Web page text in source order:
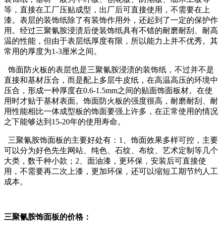
等，直接在工厂压贴成型，出厂后可直接使用，不需要在上
漆。表层的装饰纸除了有装饰作用外，还起到了一定的保护作
用。经过三聚氰胺浸渍后使装饰纸具有不错的耐磨耐刮、耐高
温的性能，但由于表层纸厚度有限，所以能力上并不优秀。其
常用的厚度为1-3厘米之间。
饰面防火板的表层也是三聚氰胺浸渍的装饰纸，不过并不是
直接和基材压合，而是配上多层牛皮纸，在高温高压的环境中
压合，形成一种厚度在0.6-1.5mm之间的贴面饰面板材。在使
用时才贴于基材表面。饰面防火板的强度很高，耐磨耐刮、耐
用性能相比一体成型板的饰面要强上许多，在正常使用的情况
之下能够达到15-20年的使用寿命。
三聚氰胺饰面板的主要好处有：1、饰面效果多样可控，主要
可以分为好色先生网站、纯色、石纹、布纹、艺术定制等几个
大类，数千种小款；2、面油漆，更环保，安装后可直接使
用，不需要再二次上漆，更加环保，还可以缩短工期节约人工
成本。
三聚氰胺饰面板的价格：